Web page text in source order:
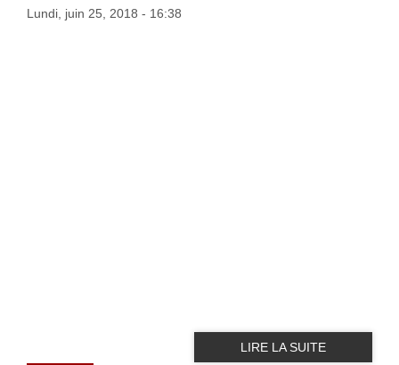
Lundi, juin 25, 2018 - 16:38
LIRE LA SUITE